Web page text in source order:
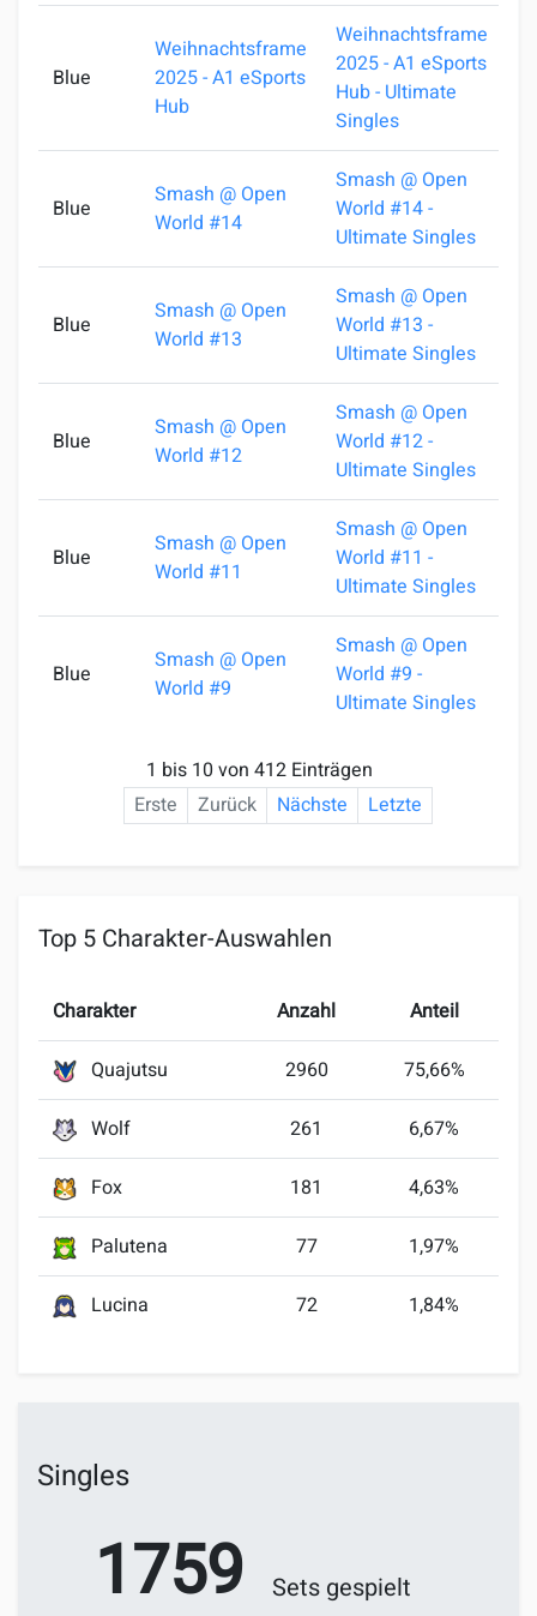
Blue
Weihnachtsframe
2025 - A1 eSports
Hub
Weihnachtsframe
2025 - A1 eSports
Hub - Ultimate
Singles
Blue
Smash @ Open
World #14
Smash @ Open
World #14 -
Ultimate Singles
Blue
Smash @ Open
World #13
Smash @ Open
World #13 -
Ultimate Singles
Blue
Smash @ Open
World #12
Smash @ Open
World #12 -
Ultimate Singles
Blue
Smash @ Open
World #11
Smash @ Open
World #11 -
Ultimate Singles
Blue
Smash @ Open
World #9
Smash @ Open
World #9 -
Ultimate Singles
1 bis 10 von 412 Einträgen
Erste
Zurück Nächste Letzte
Top 5 Charakter-Auswahlen
Charakter Anzahl Anteil
Quajutsu 2960 75,66%
Wolf 261 6,67%
Fox 181 4,63%
Palutena 77 1,97%
Lucina 72 1,84%
Singles
1759 Sets gespielt